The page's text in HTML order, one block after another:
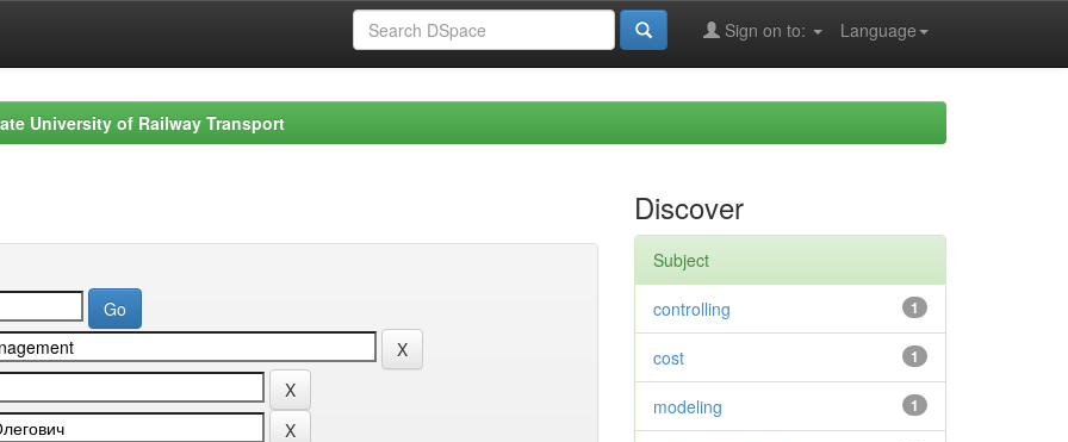
Language
Sign on to:
University of Railway Transport
Discover
Subject
1
controlling
1
cost
1
modeling